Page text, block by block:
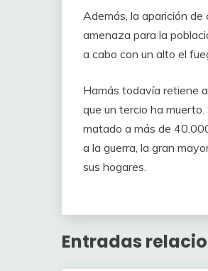
Además, la aparición
amenaza para la
a cabo con un alto el
Hamás todavía retiene
que un tercio ha
matado a más de
a la guerra, la gran
sus hogares.
Entradas